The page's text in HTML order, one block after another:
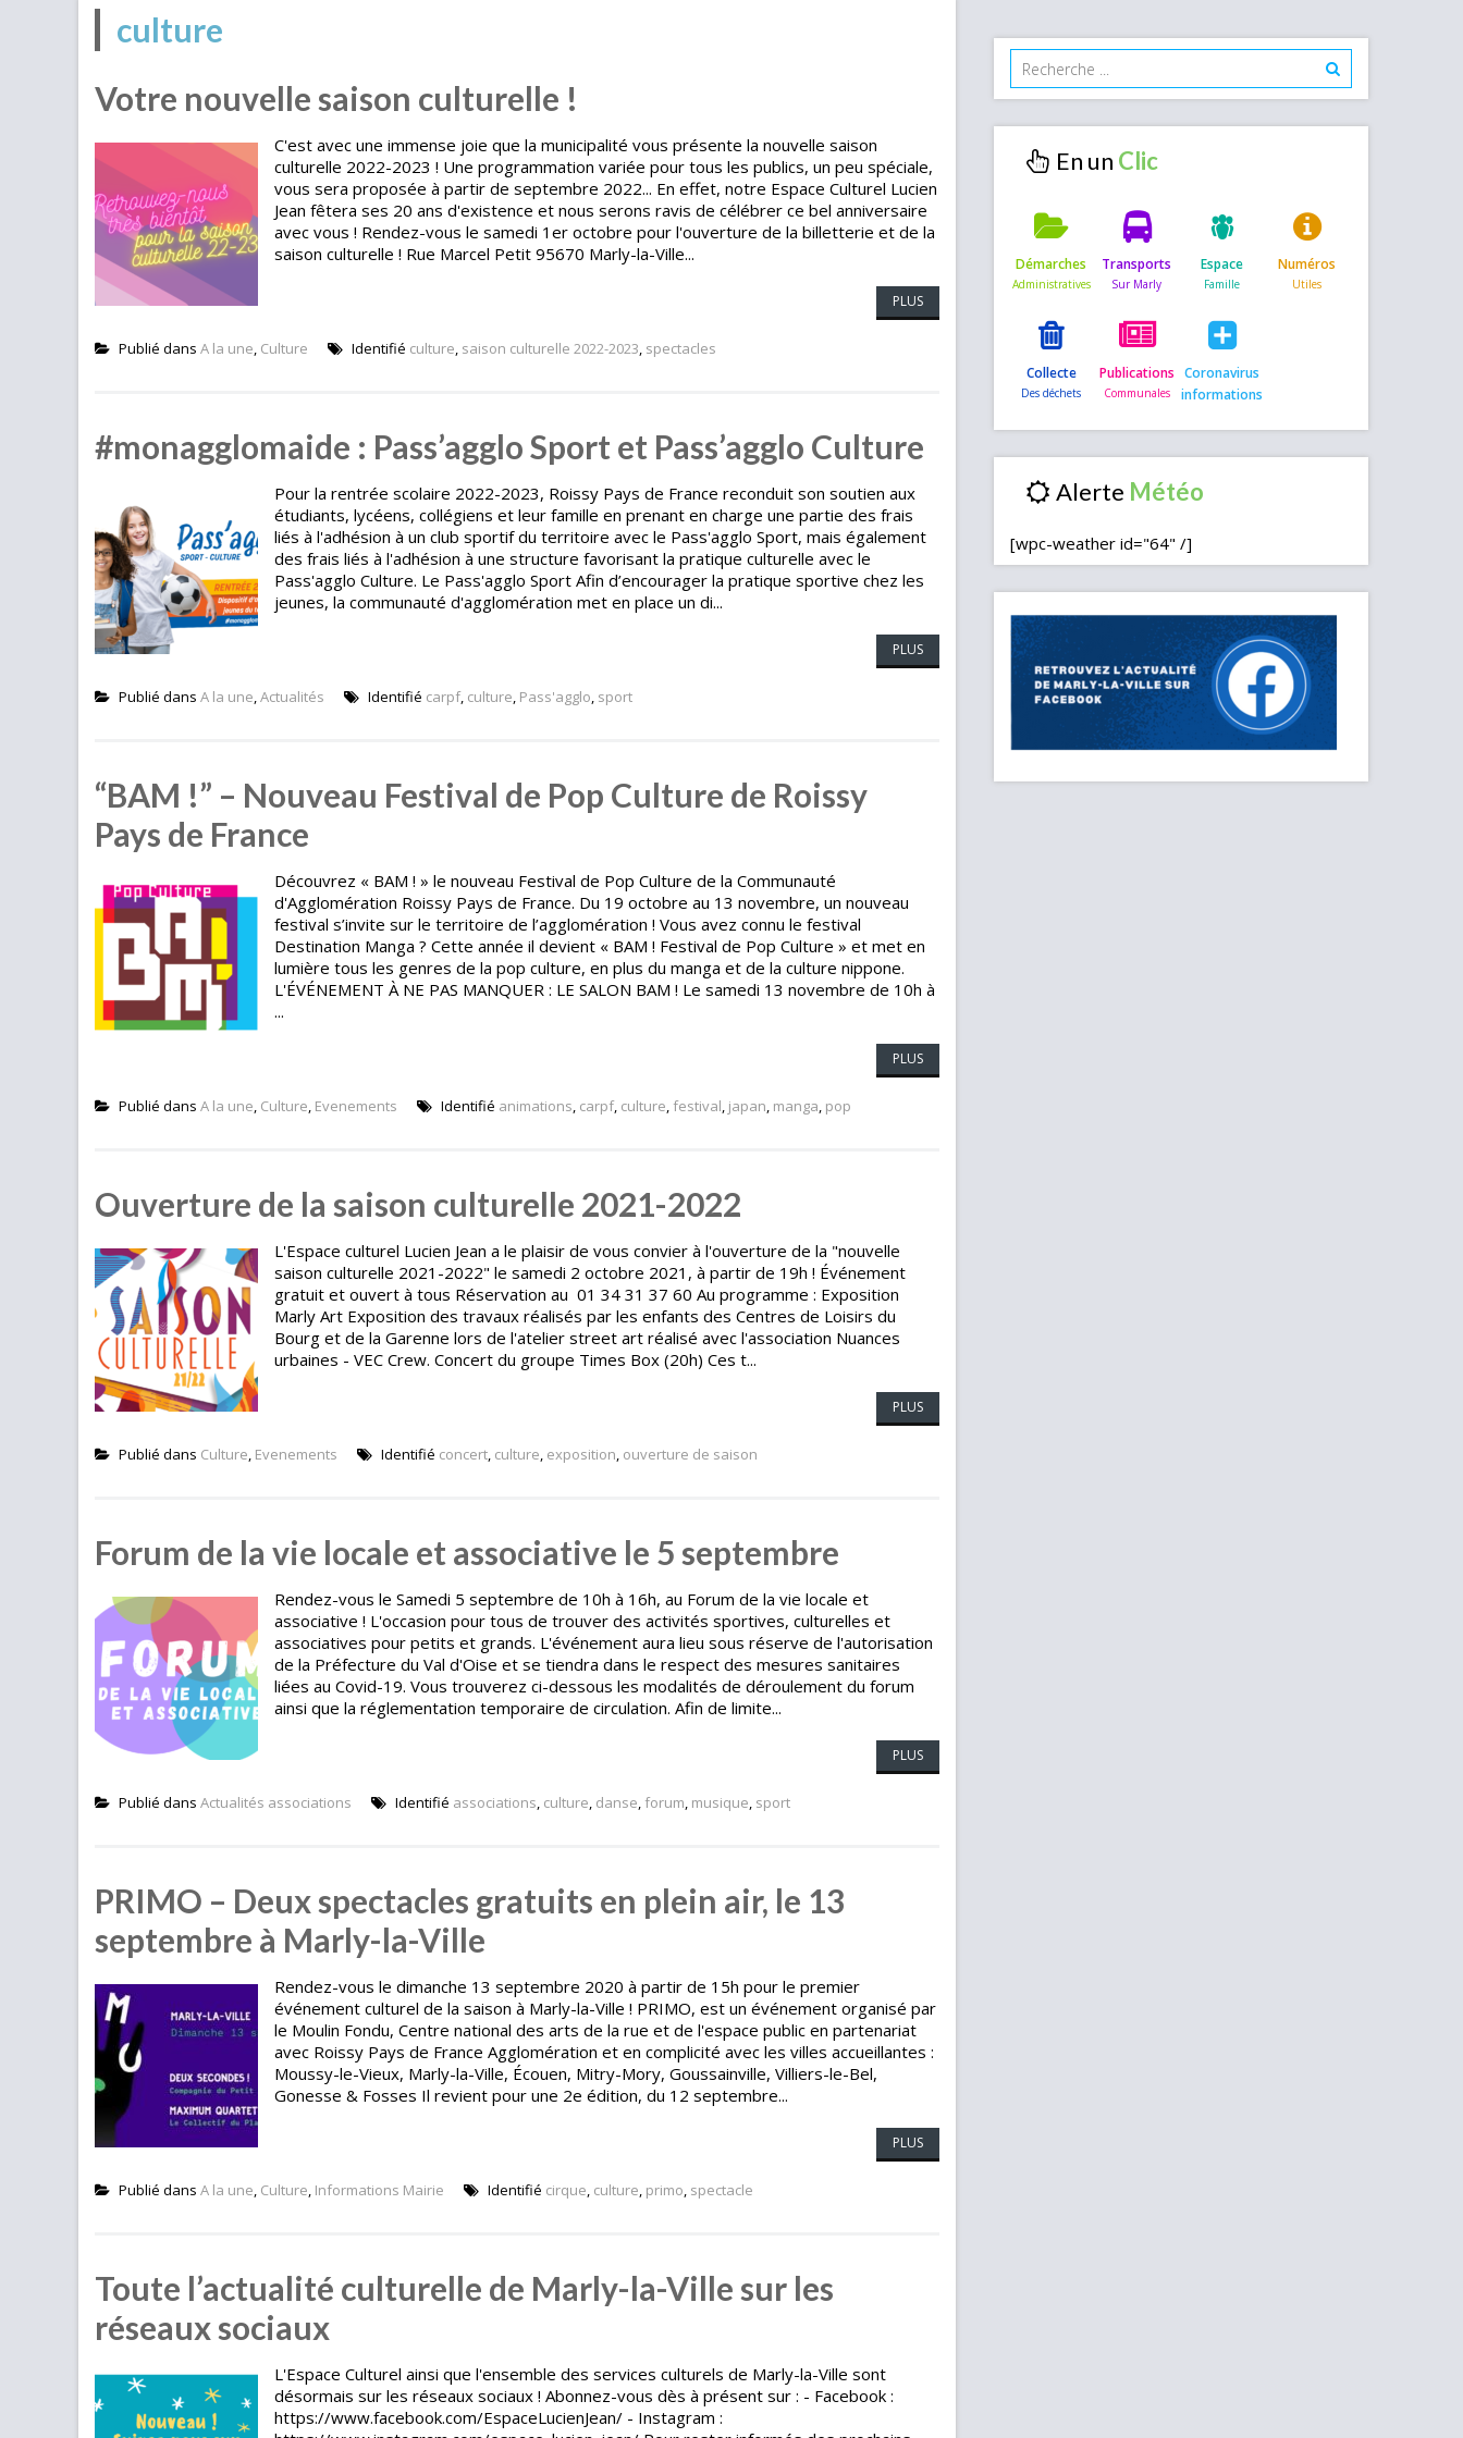
culture
Votre nouvelle saison culturelle !
C'est avec une immense joie que la municipalité vous présente la nouvelle saison
culturelle 2022-2023 ! Une programmation variée pour tous les publics, un peu spéciale,
vous sera proposée à partir de septembre 2022... En effet, notre Espace Culturel Lucien
Jean fêtera ses 20 ans d'existence et nous serons ravis de célébrer ce bel anniversaire
avec vous ! Rendez-vous le samedi 1er octobre pour l'ouverture de la billetterie et de la
saison culturelle ! Rue Marcel Petit 95670 Marly-la-Ville...
PLUS
Publié dans A la une, Culture Identifié culture, saison culturelle 2022-2023, spectacles
#monagglomaide : Pass’agglo Sport et Pass’agglo Culture
Pour la rentrée scolaire 2022-2023, Roissy Pays de France reconduit son soutien aux
étudiants, lycéens, collégiens et leur famille en prenant en charge une partie des frais
liés à l'adhésion à un club sportif du territoire avec le Pass'agglo Sport, mais également
des frais liés à l'adhésion à une structure favorisant la pratique culturelle avec le
Pass'agglo Culture. Le Pass'agglo Sport Afin d’encourager la pratique sportive chez les
jeunes, la communauté d'agglomération met en place un di...
PLUS
Publié dans A la une,Actualités Identifié carpf, culture, Pass'agglo, sport
“BAM !” – Nouveau Festival de Pop Culture de Roissy
Pays de France
Découvrez « BAM ! » le nouveau Festival de Pop Culture de la Communauté
d'Agglomération Roissy Pays de France. Du 19 octobre au 13 novembre, un nouveau
festival s’invite sur le territoire de l’agglomération ! Vous avez connu le festival
Destination Manga ? Cette année il devient « BAM ! Festival de Pop Culture » et met en
lumière tous les genres de la pop culture, en plus du manga et de la culture nippone.
L'ÉVÉNEMENT À NE PAS MANQUER : LE SALON BAM ! Le samedi 13 novembre de 10h à
...
PLUS
Publié dans A la une, Culture, Evenements Identifié animations, carpf, culture, festival, japan, manga, pop
Ouverture de la saison culturelle 2021-2022
L'Espace culturel Lucien Jean a le plaisir de vous convier à l'ouverture de la "nouvelle
saison culturelle 2021-2022" le samedi 2 octobre 2021, à partir de 19h ! Événement
gratuit et ouvert à tous Réservation au 01 34 31 37 60 Au programme : Exposition
Marly Art Exposition des travaux réalisés par les enfants des Centres de Loisirs du
Bourg et de la Garenne lors de l'atelier street art réalisé avec l'association Nuances
urbaines - VEC Crew. Concert du groupe Times Box (20h) Ces t...
PLUS
Publié dans Culture, Evenements Identifié concert, culture, exposition, ouverture de saison
Forum de la vie locale et associative le 5 septembre
Rendez-vous le Samedi 5 septembre de 10h à 16h, au Forum de la vie locale et
associative ! L'occasion pour tous de trouver des activités sportives, culturelles et
associatives pour petits et grands. L'événement aura lieu sous réserve de l'autorisation
de la Préfecture du Val d'Oise et se tiendra dans le respect des mesures sanitaires
liées au Covid-19. Vous trouverez ci-dessous les modalités de déroulement du forum
ainsi que la réglementation temporaire de circulation. Afin de limite...
PLUS
Publié dans Actualités associations Identifié associations, culture, danse, forum, musique, sport
PRIMO – Deux spectacles gratuits en plein air, le 13
septembre à Marly-la-Ville
Rendez-vous le dimanche 13 septembre 2020 à partir de 15h pour le premier
événement culturel de la saison à Marly-la-Ville ! PRIMO, est un événement organisé par
le Moulin Fondu, Centre national des arts de la rue et de l'espace public en partenariat
avec Roissy Pays de France Agglomération et en complicité avec les villes accueillantes :
Moussy-le-Vieux, Marly-la-Ville, Écouen, Mitry-Mory, Goussainville, Villiers-le-Bel,
Gonesse & Fosses Il revient pour une 2e édition, du 12 septembre...
PLUS
Publié dans A la une, Culture, Informations Mairie Identifié cirque, culture, primo, spectacle
Toute l’actualité culturelle de Marly-la-Ville sur les
réseaux sociaux
L'Espace Culturel ainsi que l'ensemble des services culturels de Marly-la-Ville sont
désormais sur les réseaux sociaux ! Abonnez-vous dès à présent sur : - Facebook :
https://www.facebook.com/EspaceLucienJean/ - Instagram :
En un
Démarches Transports Espace Numéros
Collecte Publications Coronavirus
informations
Alerte
[wpc-weather id="64" /]